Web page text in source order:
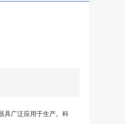
具广泛应用于生产。科